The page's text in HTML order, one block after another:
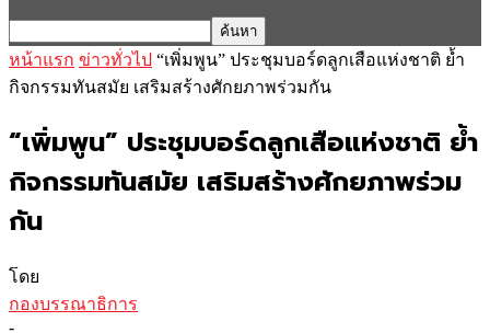
หน้าแรก ข่าวทั่วไป “เพิ่มพูน” ประชุมบอร์ดลูกเสือแห่งชาติ ย้ำ
กิจกรรมทันสมัย เสริมสร้างศักยภาพร่วมกัน
“เพิ่มพูน” ประชุมบอร์ดลูกเสือแห่งชาติ ย้ำ
กิจกรรมทันสมัย เสริมสร้างศักยภาพร่วม
กัน
โดย
กองบรรณาธิการ
-